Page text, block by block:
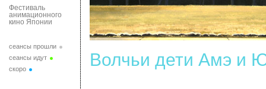
Фестиваль
анимационного
кино Японии
сеансы прошли
сеансы идут
скоро
Волчьи дети Амэ и